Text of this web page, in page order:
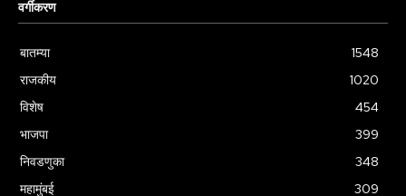
वर्गीकरण
बातम्या
1548
राजकीय
1020
विशेष
454
भाजपा
399
निवडणुका
348
महामुंबई
309